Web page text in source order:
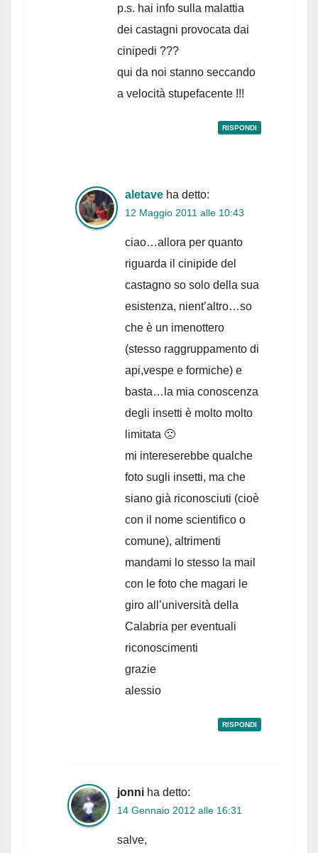
p.s. hai info sulla malattia
dei castagni provocata dai
cinipedi ???
qui da noi stanno seccando
a velocità stupefacente !!!
RISPONDI
aletave ha detto:
12 Maggio 2011 alle 10:43
ciao…allora per quanto
riguarda il cinipide del
castagno so solo della sua
esistenza, nient’altro…so
che è un imenottero
(stesso raggruppamento di
api,vespe e formiche) e
basta…la mia conoscenza
degli insetti è molto molto
limitata 🙁
mi intereserebbe qualche
foto sugli insetti, ma che
siano già riconosciuti (cioè
con il nome scientifico o
comune), altrimenti
mandami lo stesso la mail
con le foto che magari le
giro all’università della
Calabria per eventuali
riconoscimenti
grazie
alessio
RISPONDI
jonni ha detto:
14 Gennaio 2012 alle 16:31
salve,